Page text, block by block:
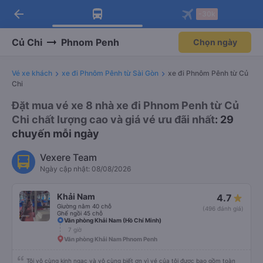
Tải app Vexere ngay!
Nhận ưu đãi thành viên độc
Mở app
Tải app Vexere
-30k/ghế khi đặt vé máy bay qua
Mở app
arrow_back
Củ Chi Phnom Penh Chọn ngày
Vé xe khách xe đi Phnôm Pênh từ Sài Gòn
xe đi Phnôm Pênh từ Củ
Chi
Đặt mua vé xe 8 nhà xe đi Phnom Penh từ Củ
Chi chất lượng cao và giá vé ưu đãi nhất: 29
chuyến mỗi ngày
Vexere Team
Ngày cập nhật: 08/08/2026
Khải Nam
Giường nằm 40 chỗ
Ghế ngồi 45 chỗ
4.7
(496 đánh giá)
Văn phòng Khải Nam (Hồ Chí Minh)
7 giờ
Văn phòng Khải Nam Phnom Penh
Tôi vô cùng kinh ngạc và vô cùng biết ơn vì vé của tôi được bao gồm toàn